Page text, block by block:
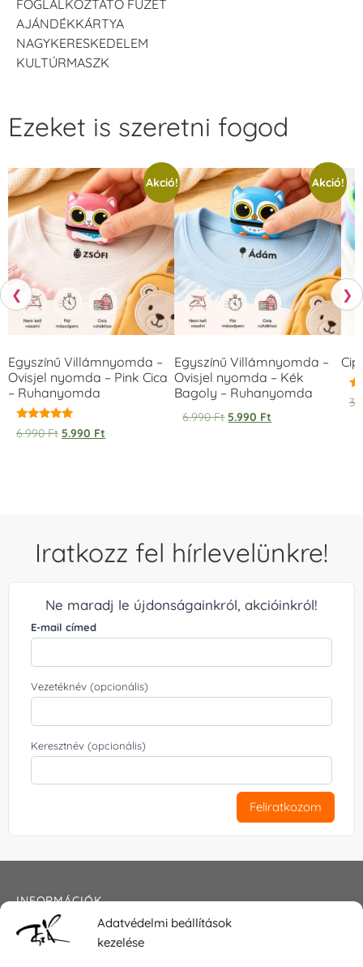
Adatvédelmi beállítások
kezelése
FOGLALKOZTATÓ FÜZET
AJÁNDÉKKÁRTYA
NAGYKERESKEDELEM
KULTÚRMASZK
❮
Ezeket is szeretni fogod
Akció!
Egyszínű Villámnyomda –
Ovisjel nyomda – Pink Cica
– Ruhanyomda
Értékelés:
5.00
6.990Ft 5.990 Ft
Akció!
Egyszínű Villámnyomda –
Ovisjel nyomda – Kék
Bagoly – Ruhanyomda
6.990Ft 5.990 Ft
❯
Iratkozz fel hírlevelünkre!
Ne maradj le újdonságainkról, akcióinkról!
E-mail címed
Vezetéknév (opcionális)
Keresztnév (opcionális)
Feliratkozom
INFORMÁCIÓK
Általános szerződési feltételek